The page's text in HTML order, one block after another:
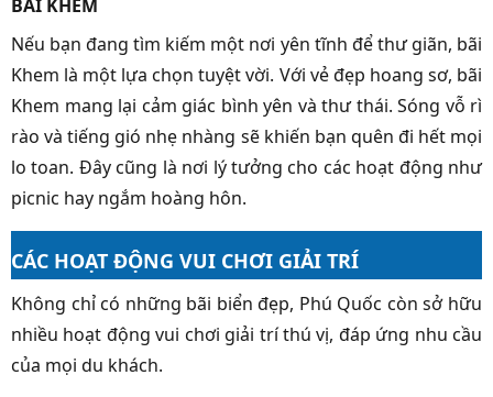
BÃI KHEM
Nếu bạn đang tìm kiếm một nơi yên tĩnh để thư giãn, bãi
Khem là một lựa chọn tuyệt vời. Với vẻ đẹp hoang sơ, bãi
Khem mang lại cảm giác bình yên và thư thái. Sóng vỗ rì
rào và tiếng gió nhẹ nhàng sẽ khiến bạn quên đi hết mọi
lo toan. Đây cũng là nơi lý tưởng cho các hoạt động như
picnic hay ngắm hoàng hôn.
CÁC HOẠT ĐỘNG VUI CHƠI GIẢI TRÍ
Không chỉ có những bãi biển đẹp, Phú Quốc còn sở hữu
nhiều hoạt động vui chơi giải trí thú vị, đáp ứng nhu cầu
của mọi du khách.